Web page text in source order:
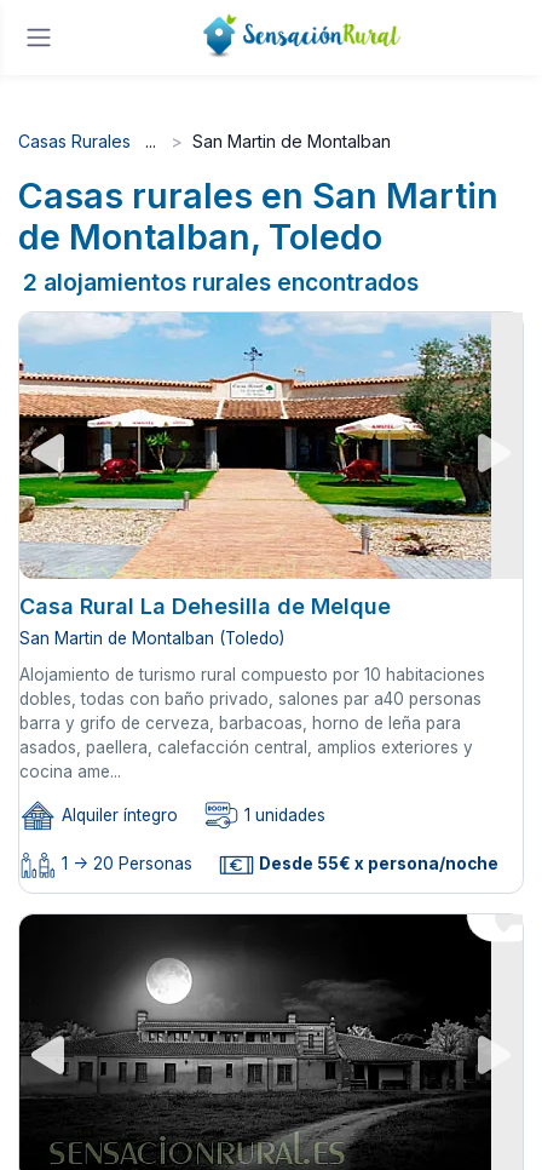
Casas Rurales San Martin de Montalban
Casas rurales en San Martin
de Montalban, Toledo
2 alojamientos rurales encontrados
Casa Rural La Dehesilla de Melque
San Martin de Montalban (Toledo)
Alojamiento de turismo rural compuesto por 10 habitaciones
dobles, todas con baño privado, salones par a40 personas
barra y grifo de cerveza, barbacoas, horno de leña para
asados, paellera, calefacción central, amplios exteriores y
cocina ame...
Alquiler íntegro 1 unidades
1 -> 20 Personas Desde 55€ x persona/noche